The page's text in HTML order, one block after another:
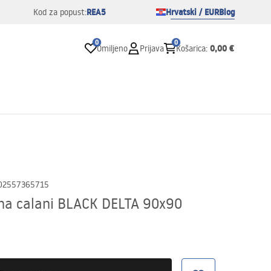
Kod za popust:REA5 Hrvatski / EURBlog
0
Omiljeno Prijava
0
Košarica: 0,00 €
calani BLACK DELTA 90x90